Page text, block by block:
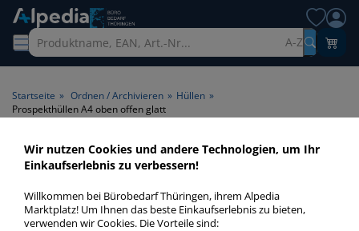
A-Z
Startseite » Ordnen / Archivieren » Hüllen »
Prospekthüllen A4 oben offen glatt
Prospekthüllen A4 oben offen
glatt > Format A4 > Öffnung
oben offen > Narbung glatt
Wir nutzen Cookies und andere Technologien, um Ihr
Einkaufserlebnis zu verbessern!
Willkommen bei Bürobedarf Thüringen, ihrem Alpedia
Marktplatz! Um Ihnen das beste Einkaufserlebnis zu bieten,
verwenden wir Cookies. Die Vorteile sind: